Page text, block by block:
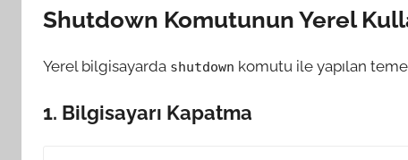
Shutdown Komutunun Yerel
Yerel bilgisayarda shutdown komutu ile yapılan
1. Bilgisayarı Kapatma